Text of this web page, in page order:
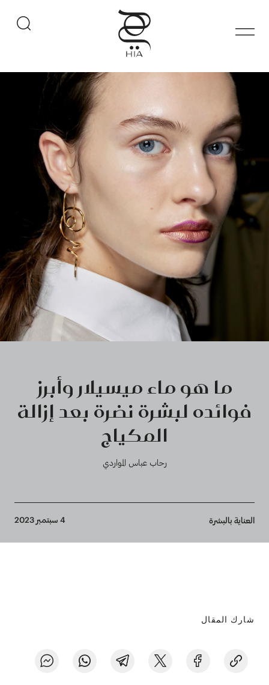
ما هو ماء ميسيلار وأبرز
فوائده لبشرة نضرة بعد إزالة
المكياج
رحاب عباس المواردي
Breadcrumb
العناية بالبشرة 4 سبتمبر 2023
شارك المقال